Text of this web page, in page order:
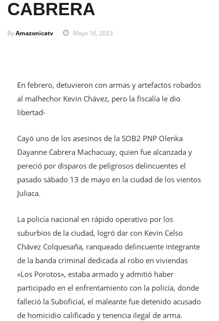
CABRERA
ByAmazonicatv Mayo 16, 2023
En febrero, detuvieron con armas y artefactos robados
al malhechor Kevin Chávez, pero la fiscalía le dio
libertad-
Cayó uno de los asesinos de la SOB2 PNP Olenka
Dayanne Cabrera Machacuay, quien fue alcanzada y
pereció por disparos de peligrosos delincuentes el
pasado sábado 13 de mayo en la ciudad de los vientos
Juliaca.
La policía nacional en rápido operativo por los
suburbios de la ciudad, logró dar con Kevin Celso
Chávez Colquesaña, ranqueado delincuente integrante
de la banda criminal dedicada al robo en viviendas
«Los Porotos», estaba armado y admitió haber
participado en el enfrentamiento con la policía, donde
falleció la Suboficial, el maleante fue detenido acusado
de homicidio calificado y tenencia ilegal de arma.